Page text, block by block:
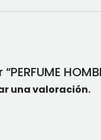
una valoración.